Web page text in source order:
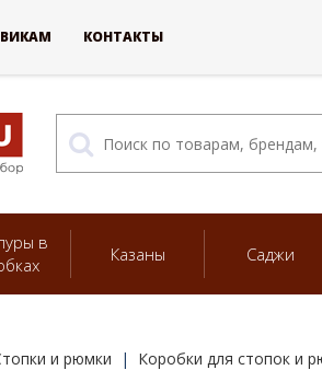
в
Казаны Саджи
и рюмки Коробки для стопок и
КОНТАКТЫ